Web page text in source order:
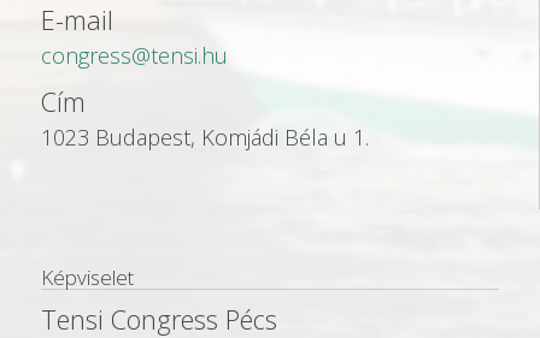
E-mail
congress@tensi.hu
Cím
1023 Budapest, Komjádi Béla u 1.
Képviselet
Tensi Congress Pécs